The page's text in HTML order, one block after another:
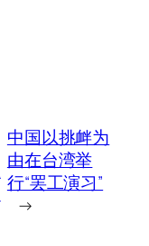
中国以挑衅为
由在台湾举
行“罢工演习”
→